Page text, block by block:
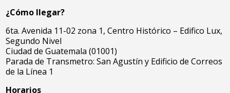
¿Cómo llegar?
6ta. Avenida 11-02 zona 1, Centro Histórico – Edifico Lux,
Segundo Nivel
Ciudad de Guatemala (01001)
Parada de Transmetro: San Agustín y Edificio de Correos
de la Línea 1
Horarios